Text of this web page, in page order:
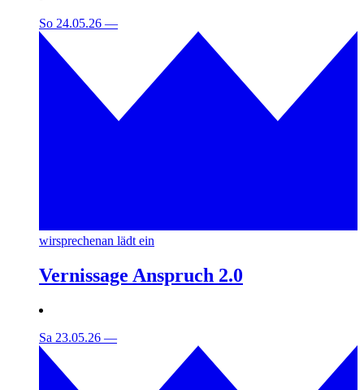
So 24.05.26 —
wirsprechenan lädt ein
Vernissage Anspruch 2.0
Sa 23.05.26 —